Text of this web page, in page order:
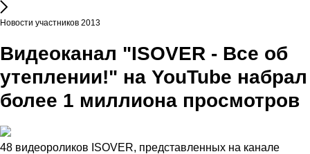
Новости участников 2013
Видеоканал "ISOVER - Все об
утеплении!" на YouTube набрал
более 1 миллиона просмотров
48 видеороликов ISOVER, представленных на канале